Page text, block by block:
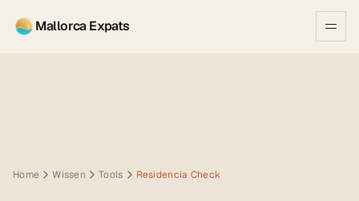
Mallorca Expats
Home Wissen Tools Residencia Check